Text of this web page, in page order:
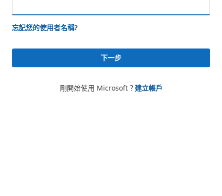
忘記您的使用者名稱?
下一步
剛開始使用 Microsoft？建立帳戶